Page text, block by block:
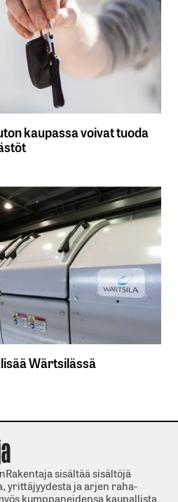
kaupassa voivat tuoda
Wärtsilässä
sisältää sisältöjä
yrittäjyydesta ja arjen raha-
kumppaneidensa kaupallista